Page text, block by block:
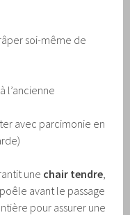
soi-même de
l’ancienne
avec parcimonie en
une chair tendre
avant le passage
pour assurer une